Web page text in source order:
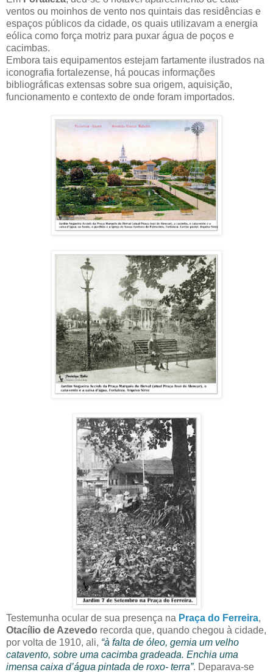
ventos ou moinhos de vento nos quintais das residências e
espaços públicos da cidade, os quais utilizavam a energia
eólica como força motriz para puxar água de poços e
cacimbas.
Embora tais equipamentos estejam fartamente ilustrados na
iconografia fortalezense, há poucas informações
bibliográficas extensas sobre sua origem, aquisição,
funcionamento e contexto de onde foram importados.
Testemunha ocular de sua presença na Praça do Ferreira,
Otacílio de Azevedo recorda que, quando chegou à cidade,
por volta de 1910, ali, “à falta de óleo, gemia um velho
catavento, sobre uma cacimba gradeada. Enchia uma
imensa caixa d’água pintada de roxo- terra”. Deparava-se